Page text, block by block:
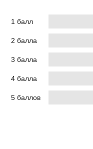
1 балл
2 балла
3 балла
4 балла
5 баллов